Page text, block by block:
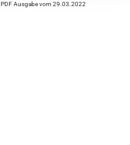
PDF Ausgabe vom 29.03.2022